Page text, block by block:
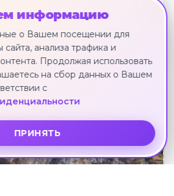
Азербайджан +
ежедневный тур на
ноч.
информацию
о Вашем посещении для
анализа трафика и
Продолжая использовать
на сбор данных о Вашем
с
ПРИНЯТЬ